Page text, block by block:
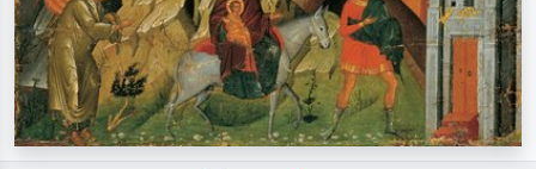
nu.
arbre.